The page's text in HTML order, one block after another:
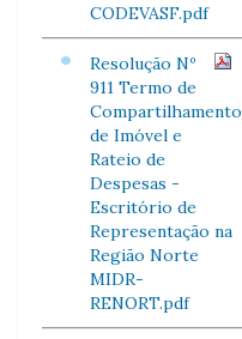
CODEVASF.pdf
Resolução Nº
911 Termo de
Compartilhamento
de Imóvel e
Rateio de
Despesas -
Escritório de
Representação na
Região Norte
MIDR-
RENORT.pdf